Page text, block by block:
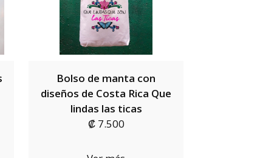
Bolso de manta con
diseños de Costa Rica Que
lindas las ticas
₡ 7.500